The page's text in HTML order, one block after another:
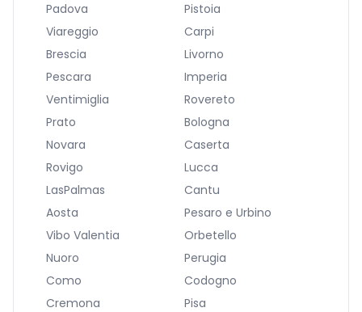
Padova
Pistoia
Viareggio
Carpi
Brescia
Livorno
Pescara
Imperia
Ventimiglia
Rovereto
Prato
Bologna
Novara
Caserta
Rovigo
Lucca
LasPalmas
Cantu
Aosta
Pesaro e Urbino
Vibo Valentia
Orbetello
Nuoro
Perugia
Como
Codogno
Cremona
Pisa